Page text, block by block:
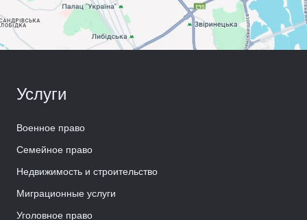
Услуги
Военное право
Семейное право
Недвижимость и строительство
Миграционные услуги
Уголовное право